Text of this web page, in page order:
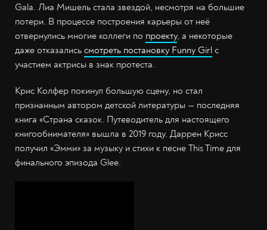
Gala. Лиа Мишель стала звездой, несмотря на большие
потери. В процессе построения карьеры от неё
отвернулись многие коллеги по проекту, а некоторые
даже отказались смотреть постановку Funny Girl с
участием актрисы в знак протеста.
Крис Колфер покинул большую сцену, но стал
признанным автором детской литературы — последняя
книга «Страна сказок. Путеводитель для настоящего
книгообнимателя» вышла в 2019 году. Даррен Крисс
получил «Эмми» за музыку и стихи к песне This Time для
финального эпизода Glee.